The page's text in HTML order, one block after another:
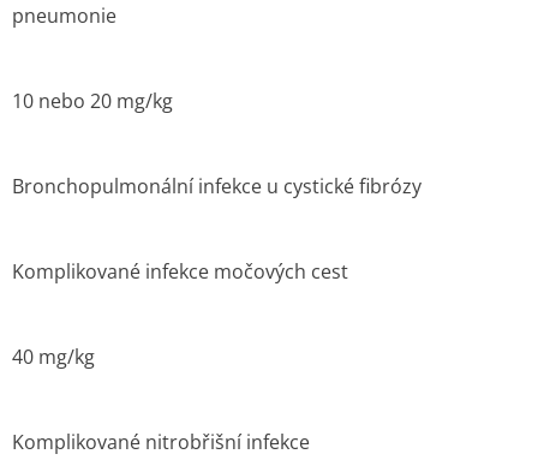
pneumonie
10 nebo 20 mg/kg
Bronchopulmonální infekce u cystické fibrózy
Komplikované infekce močových cest
40 mg/kg
Komplikované nitrobřišní infekce